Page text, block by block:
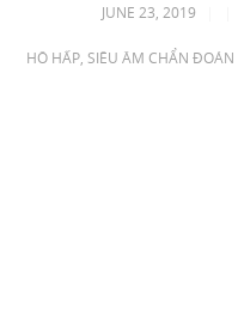
JUNE 23, 2019
HÔ HẤP, SIÊU ÂM CHẨN ĐOÁN